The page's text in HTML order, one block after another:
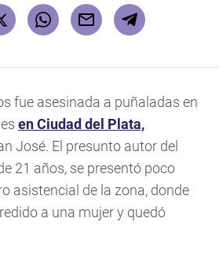
fue asesinada a puñaladas en
en Ciudad del Plata,
José. El presunto autor del
21 años, se presentó poco
asistencial de la zona, donde
a una mujer y quedó